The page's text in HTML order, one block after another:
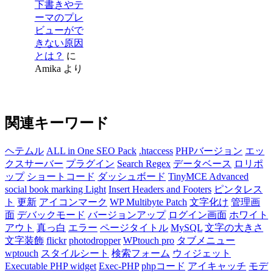
下書きやテ
ーマのプレ
ビューがで
きない原因
とは？ に
Amikaより
関連キーワード
ヘテムル ALL in One SEO Pack .htaccess PHPバージョン エッ
クスサーバー プラグイン Search Regex データベース ロリポ
ップ ショートコード ダッシュボード TinyMCE Advanced
social book marking Light Insert Headers and Footers ピンタレス
ト 更新 アイコンマーク WP Multibyte Patch 文字化け 管理画
面 デバックモード バージョンアップ ログイン画面 ホワイト
アウト 真っ白 エラー ページタイトル MySQL 文字の大きさ
文字装飾 flickr photodropper WPtouch pro タブメニュー
wptouch スタイルシート 検索フォーム ウィジェット
Executable PHP widget Exec-PHP phpコード アイキャッチ モデ